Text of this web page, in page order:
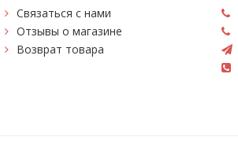
Связаться с нами
Отзывы о магазине
Возврат товара